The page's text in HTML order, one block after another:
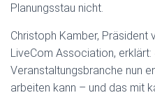
Planungsstau nicht.
Christoph Kamber, Präsident
LiveCom Association, erklärt:
Veranstaltungsbranche nun
arbeiten kann – und das mit